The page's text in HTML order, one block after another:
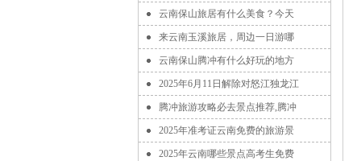
云南保山旅居有什么美食？今天
来云南玉溪旅居，周边一日游哪
云南保山腾冲有什么好玩的地方
2025年6月11日解除对怒江独龙江
腾冲旅游攻略必去景点推荐,腾冲
2025年准考证云南免费的旅游景
2025年云南哪些景点高考生免费